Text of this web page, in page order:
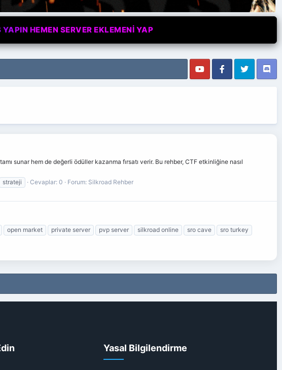
HEMEN SERVER EKLEMENİ YAP
sunar hem de değerli ödüller kazanma fırsatı verir. Bu rehber, CTF etkinliğine nasıl
strateji Cevaplar: 0 Forum: Silkroad Rehber
open market private server pvp server silkroad online sro cave
sro turkey
Yasal Bilgilendirme